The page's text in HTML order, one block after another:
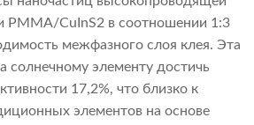
PMMA/CuInS2 в соотношении 1:3
межфазного слоя клея. Эта
солнечному элементу достичь
17,2%, что близко к
элементов на основе